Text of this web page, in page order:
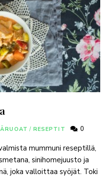
/ RESEPTIT 0
mummuni reseptillä,
sinihomejuusto ja
joka valloittaa syöjät. Toki